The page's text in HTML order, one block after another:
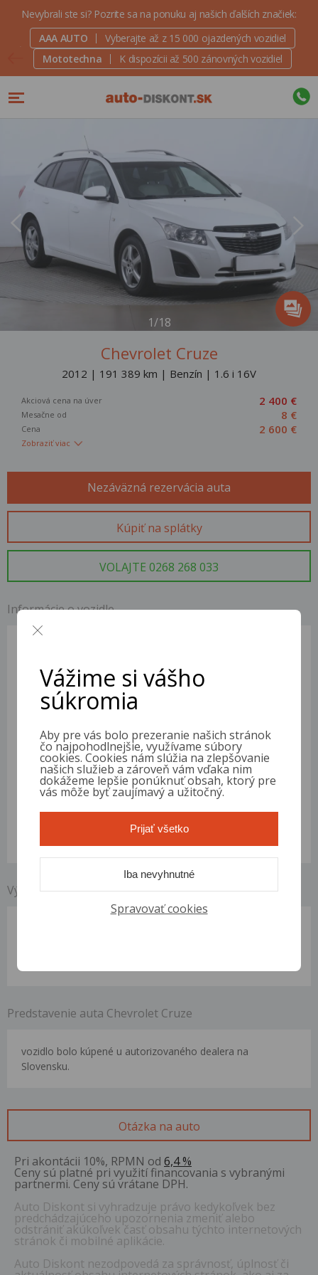
Nevybrali ste si? Pozrite sa na ponuku aj našich ďalších značiek:
AAA AUTO
Vyberajte až z 15 000 ojazdených vozidiel
Mototechna
K dispozícii až 500 zánovných vozidiel
1/18
Chevrolet Cruze
2012 | 191 389 km | Benzín | 1.6 i 16V
Akciová cena na úver 2 400 €
Mesačne od 8 €
Cena 2 600 €
Zobraziť viac
Nezáväzná rezervácia auta
Kúpiť na splátky
VOLAJTE 0268 268 033
Informácie o vozidle
KL1JF35E9DK042884
Palivo
Výkon
91 kW (124 PS)
Prevodovka
5 stupňů
Karoséria
2026-09-26
Farba
Počet miest
Výbava vozidla Chevrolet Cruze
Predstavenie auta Chevrolet Cruze
vozidlo bolo kúpené u autorizovaného dealera na
Slovensku.
Otázka na auto
Pri akontácii 10%, RPMN od 6,4 %
Ceny sú platné pri využití financovania s vybranými
partnermi. Ceny sú vrátane DPH.
Auto Diskont si vyhradzuje právo kedykoľvek bez
predchádzajúceho upozornenia zmeniť alebo
odstrániť akúkoľvek časť obsahu týchto internetových
stránok či mobilné aplikácie.
Auto Diskont nezodpovedá za správnosť, úplnosť či
Vážime si vášho
súkromia
Aby pre vás bolo prezeranie našich stránok
čo najpohodlnejšie, využívame súbory
cookies. Cookies nám slúžia na zlepšovanie
našich služieb a zároveň vám vďaka nim
dokážeme lepšie ponúknuť obsah, ktorý pre
vás môže byť zaujímavý a užitočný.
Spravovať cookies
Iba nevyhnutné
Prijať všetko